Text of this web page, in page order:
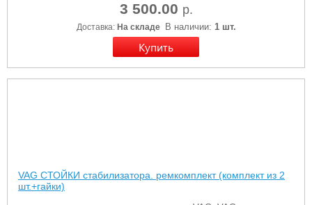
3 500.00 р.
Доставка: На складе В наличии: 1 шт.
VAG СТОЙКИ стабилизатора. ремкомплект (комплект из 2
шт.+гайки)